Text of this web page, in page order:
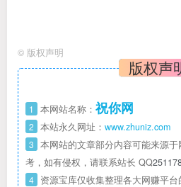
© 版权声明
版权声
1 本网站名称： 祝你网
2 本站永久网址： www.zhuniz.com
3 本网站的文章部分内容可能来源
考，如有侵权，请联系站长 QQ
4 资源宝库仅收集整理各大网赚平